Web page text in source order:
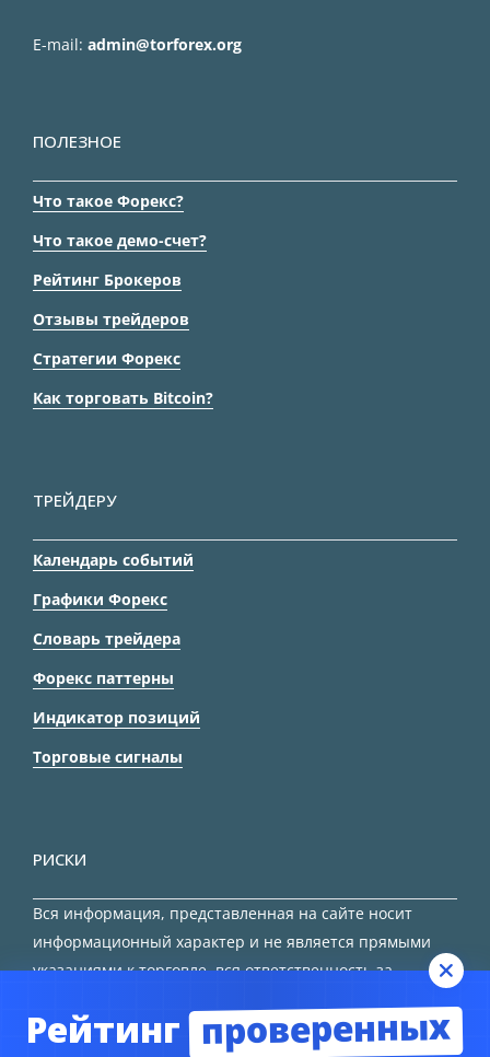
E-mail: admin@torforex.org
ПОЛЕЗНОЕ
Что такое Форекс?
Что такое демо-счет?
Рейтинг Брокеров
Отзывы трейдеров
Стратегии Форекс
Как торговать Bitcoin?
ТРЕЙДЕРУ
Календарь событий
Графики Форекс
Словарь трейдера
Форекс паттерны
Индикатор позиций
Торговые сигналы
РИСКИ
Вся информация, представленная на сайте носит
информационный характер и не является прямыми
указаниями к торговле, вся ответственность за
Рейтинг проверенных